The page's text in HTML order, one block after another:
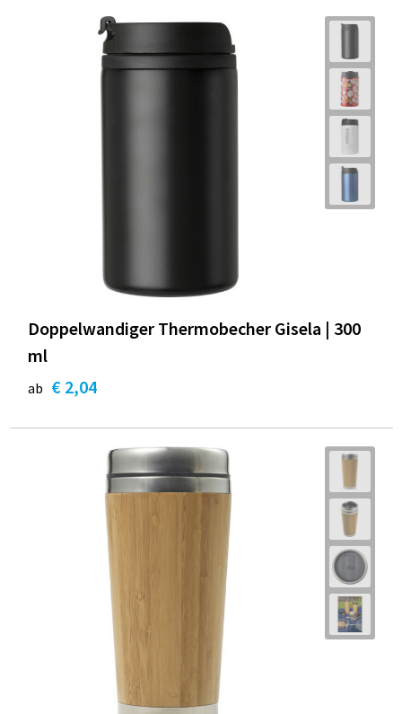
Doppelwandiger Thermobecher Gisela | 300
ml
ab € 2,04